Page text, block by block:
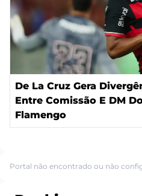
De La Cruz Gera
Entre Comissão E DM
Flamengo
Portal não encontrado ou não